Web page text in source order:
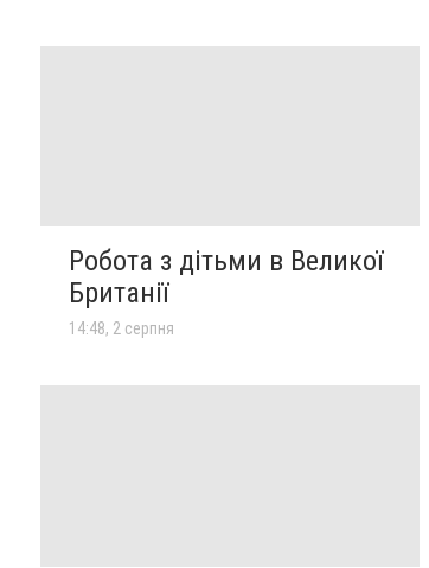
Робота з дітьми в Великої
Британії
14:48, 2 серпня